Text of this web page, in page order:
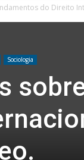
do Direito
Sociologia